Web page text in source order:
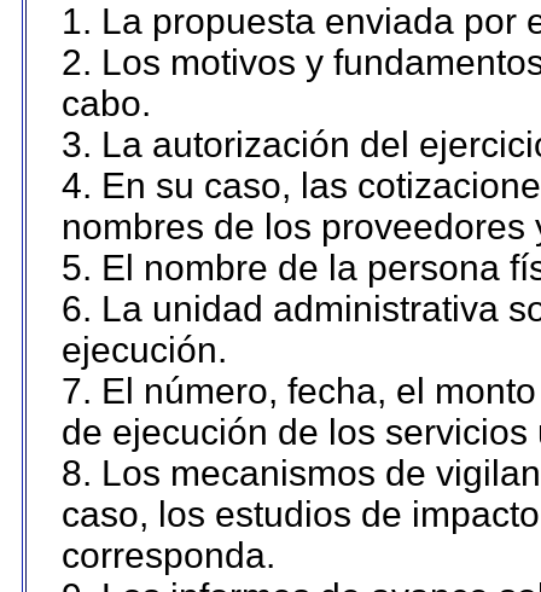
1. La propuesta enviada por
2. Los motivos y
cabo.
3. La autorización del
4. En su caso, las
nombres de los proveedores
5. El nombre de la persona
6. La unidad administrativa
ejecución.
7. El número, fecha, el
de ejecución de los servicios
8. Los mecanismos de
caso, los estudios de
corresponda.